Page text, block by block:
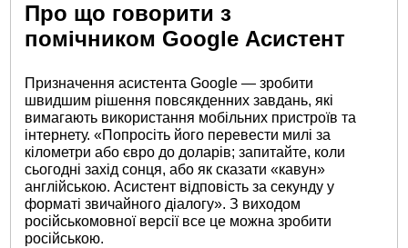
Про що говорити з
помічником Google Асистент
Призначення асистента Google — зробити
швидшим рішення повсякденних завдань, які
вимагають використання мобільних пристроїв та
інтернету. «Попросіть його перевести милі за
кілометри або євро до доларів; запитайте, коли
сьогодні захід сонця, або як сказати «кавун»
англійською. Асистент відповість за секунду у
форматі звичайного діалогу». З виходом
російськомовної версії все це можна зробити
російською.